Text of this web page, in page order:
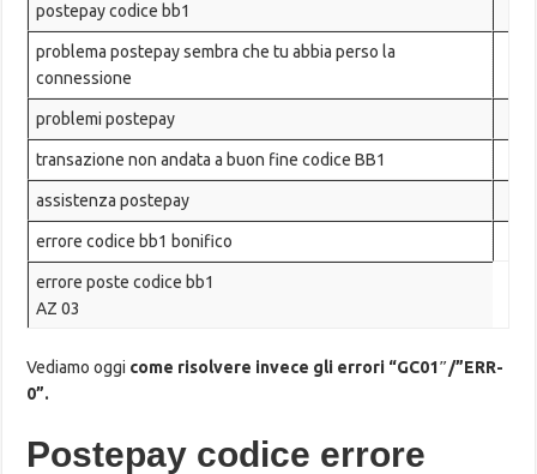
postepay codice bb1
problema postepay sembra che tu abbia perso la
connessione
problemi postepay
transazione non andata a buon fine codice BB1
assistenza postepay
errore codice bb1 bonifico
errore poste codice bb1
AZ 03
Vediamo oggi come risolvere invece gli errori “GC01″/”ERR-
0”.
Postepay codice errore